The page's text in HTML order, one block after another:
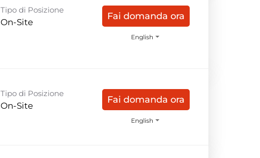
Tipo di Posizione
On-Site
Fai domanda ora
English
Tipo di Posizione
On-Site
Fai domanda ora
English